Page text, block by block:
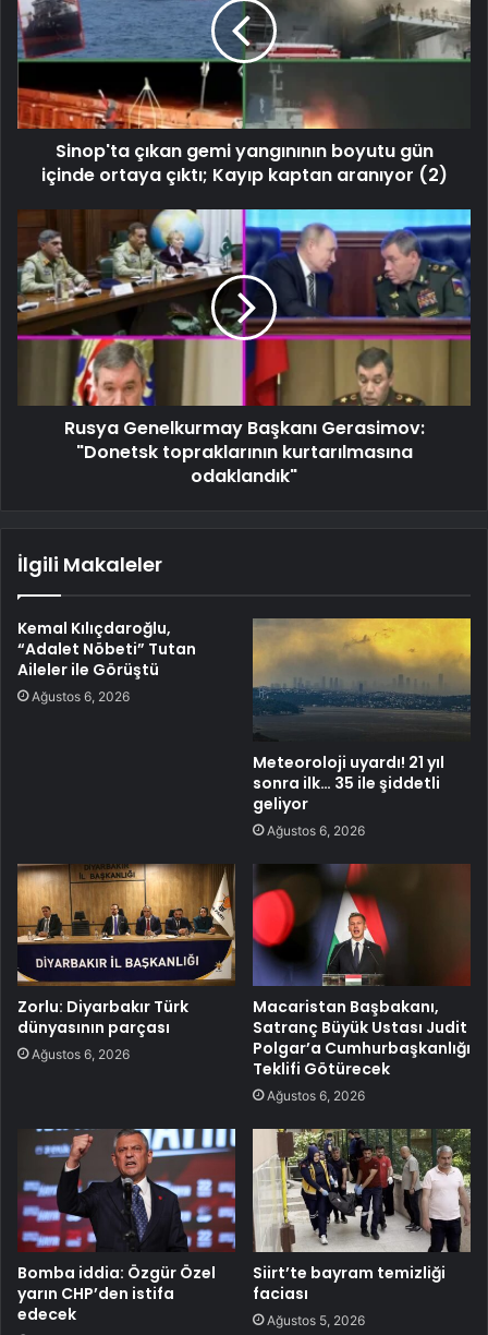
Sinop'ta çıkan gemi yangınının boyutu gün
içinde ortaya çıktı; Kayıp kaptan aranıyor (2)
Rusya Genelkurmay Başkanı Gerasimov:
"Donetsk topraklarının kurtarılmasına
odaklandık"
İlgili Makaleler
Kemal Kılıçdaroğlu,
“Adalet Nöbeti” Tutan
Aileler ile Görüştü
Ağustos 6, 2026
Meteoroloji uyardı! 21 yıl
sonra ilk… 35 ile şiddetli
geliyor
Ağustos 6, 2026
Zorlu: Diyarbakır Türk
dünyasının parçası
Ağustos 6, 2026
Macaristan Başbakanı,
Satranç Büyük Ustası Judit
Polgar’a Cumhurbaşkanlığı
Teklifi Götürecek
Ağustos 6, 2026
Bomba iddia: Özgür Özel
yarın CHP’den istifa
edecek
Siirt’te bayram temizliği
faciası
Ağustos 5, 2026